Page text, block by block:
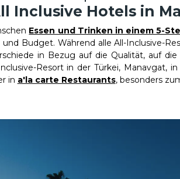
Inclusive Hotels in
Essen und Trinken in einem 5-
Budget. Während alle All-Inclusive-
in Bezug auf die Qualität, auf die
Resort in der Türkei, Manavgat,
in a'la carte Restaurants, besonders